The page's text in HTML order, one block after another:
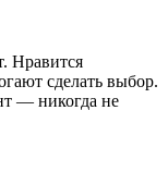
Нравится
сделать выбор.
— никогда не